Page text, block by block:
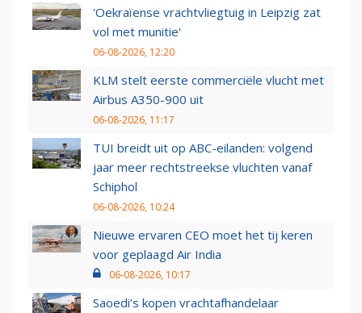
'Oekraïense vrachtvliegtuig in Leipzig zat
vol met munitie'
06-08-2026, 12:20
KLM stelt eerste commerciële vlucht met
Airbus A350-900 uit
06-08-2026, 11:17
TUI breidt uit op ABC-eilanden: volgend
jaar meer rechtstreekse vluchten vanaf
Schiphol
06-08-2026, 10:24
Nieuwe ervaren CEO moet het tij keren
voor geplaagd Air India
06-08-2026, 10:17
Saoedi’s kopen vrachtafhandelaar